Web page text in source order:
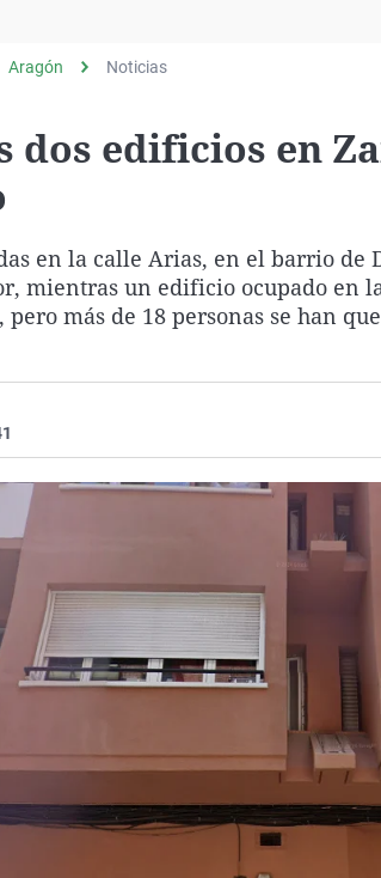
Operación Viuda
Negra
Navarra
Aragón Noticias
dos edificios en
en la calle Arias, en el barrio de
mientras un edificio ocupado en
más de 18 personas se han